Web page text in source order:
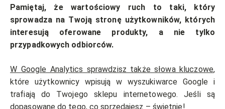
Pamiętaj, że wartościowy ruch to taki, który
sprowadza na Twoją stronę użytkowników, których
interesują oferowane produkty, a nie tylko
przypadkowych odbiorców.
W Google Analytics sprawdzisz także słowa kluczowe,
które użytkownicy wpisują w wyszukiwarce Google i
trafiają do Twojego sklepu internetowego. Jeśli są
dopasowane do tego, co sprzedajesz – świetnie!